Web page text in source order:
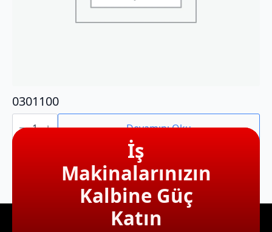
0301100
0301100
adet Devamını Oku
İş
Makinalarınızın
Kalbine Güç
Katın